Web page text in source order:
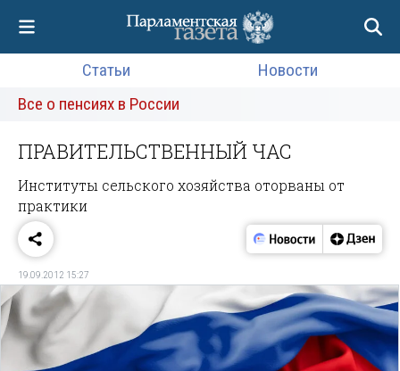
Статьи
Новости
Все о пенсиях в России
ПРАВИТЕЛЬСТВЕННЫЙ ЧАС
Институты сельского хозяйства оторваны от
практики
19.09.2012 15:27